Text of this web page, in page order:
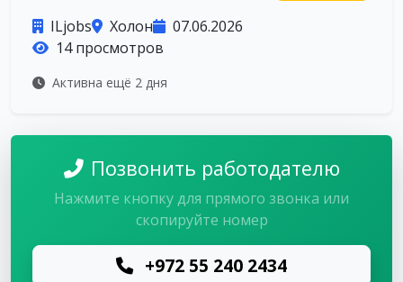
ILjobs Холон
07.06.2026
14 просмотров
Активна ещё 2 дня
Позвонить работодателю
Нажмите кнопку для прямого звонка или
скопируйте номер
+972 55 240 2434